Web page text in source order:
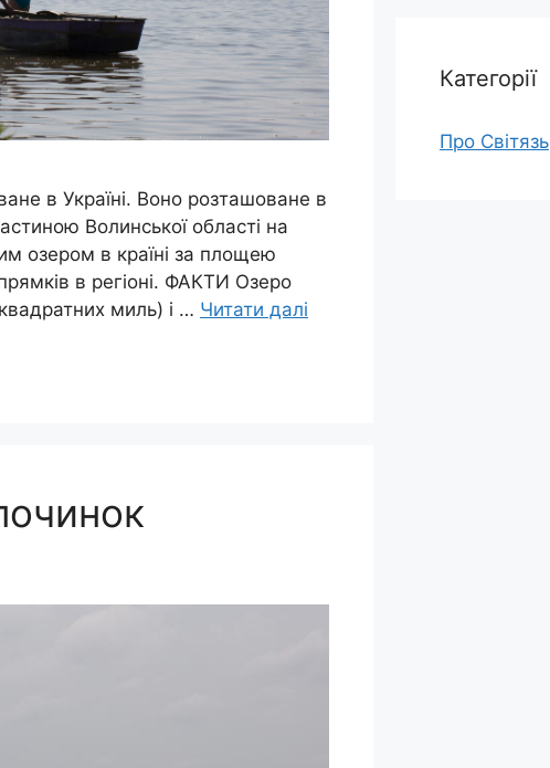
в Україні. Воно розташоване в
Волинської області на
озером в країні за площею
в регіоні. ФАКТИ Озеро
миль) і … Читати далі
Категорії
Про Світязь